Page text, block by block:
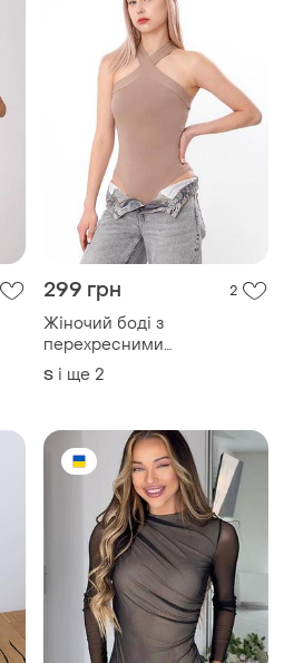
299 грн 2
Жіночий боді з
перехресними
бретельками халтер,
стильний жіночий боді
S і ще 2